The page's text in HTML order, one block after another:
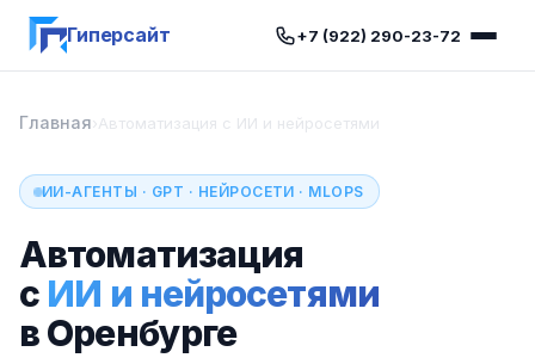
Гиперсайт +7 (922) 290-23-72
Главная›Автоматизация с ИИ и нейросетями
ИИ-АГЕНТЫ · GPT · НЕЙРОСЕТИ · MLOPS
Автоматизация
с ИИ и нейросетями
в Оренбурге